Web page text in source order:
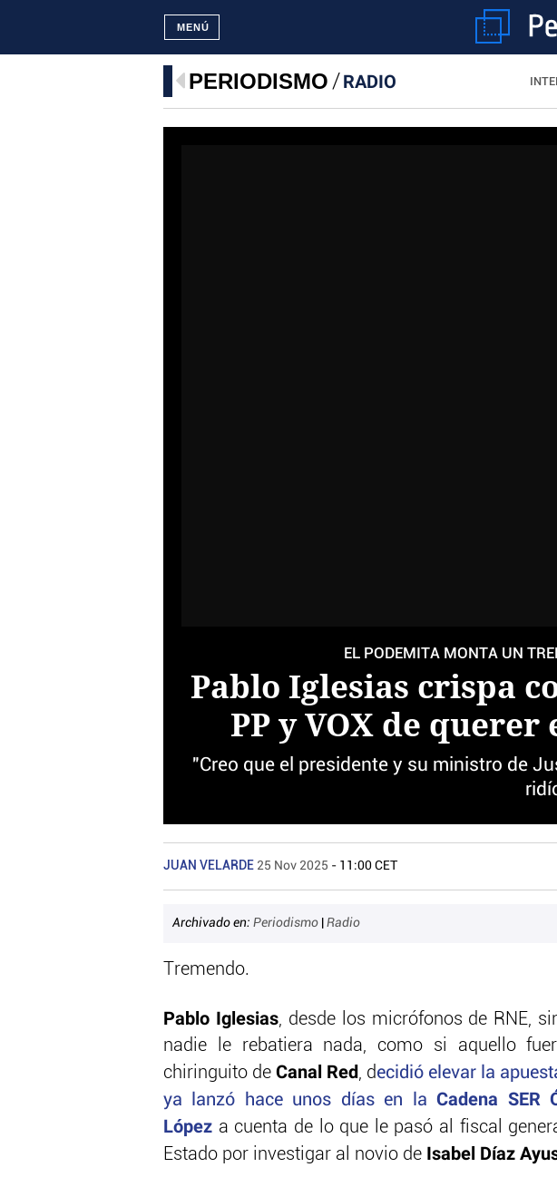
MENÚ
PERIODISMO RADIO
EL PODEMITA MONTA UN
Pablo Iglesias crispa
PP y VOX de
"Creo que el presidente y su ministro de
JUAN VELARDE 25 Nov 2025 - 11:00 CET
Archivado en: Periodismo Radio
Tremendo.
Pablo Iglesias, desde los micrófonos de RNE,
nadie le rebatiera nada, como si aquello
chiringuito de Canal Red , decidió elevar la
ya lanzó hace unos días en laCadena SER
López a cuenta de lo que le pasó al fiscal
Estado por investigar al novio de Isabel Díaz